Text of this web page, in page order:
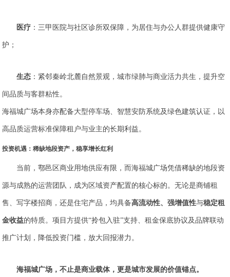
医疗 ：三甲医院与社区诊所双保障，为居住与办公人群提供健康守
护；
生态 ：紧邻秦岭北麓自然景观，城市绿肺与商业活力共生，提升空
间品质与客群粘性。
海福城广场本身亦配备大型停车场、智慧安防系统及绿色建筑认证，以
高品质运营标准保障租户与业主的长期利益。
投资机遇：稀缺地段资产，稳享增长红利
当前，鄠邑区商业用地供应有限，而海福城广场凭借稀缺的地段资
源与成熟的运营团队，成为区域资产配置的核心标的。无论是商铺租
售、写字楼招商，还是住宅产品，均具备高流动性、强增值性与稳定租
金收益的特质。项目方提供“拎包入驻”支持、租金保底协议及品牌联动
推广计划，降低投资门槛，放大回报潜力。
海福城广场，不止是商业载体，更是城市发展的价值锚点。